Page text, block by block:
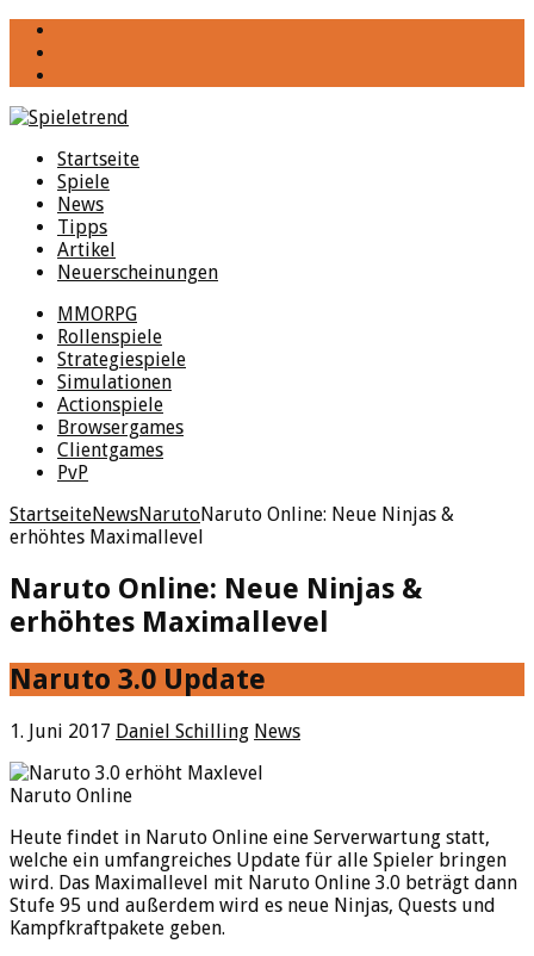
Startseite
Spiele
News
Tipps
Artikel
Neuerscheinungen
MMORPG
Rollenspiele
Strategiespiele
Simulationen
Actionspiele
Browsergames
Clientgames
PvP
StartseiteNewsNarutoNaruto Online: Neue Ninjas &
erhöhtes Maximallevel
Naruto Online: Neue Ninjas &
erhöhtes Maximallevel
Naruto 3.0 Update
1. Juni 2017 Daniel Schilling News
Naruto Online
Heute findet in Naruto Online eine Serverwartung statt,
welche ein umfangreiches Update für alle Spieler bringen
wird. Das Maximallevel mit Naruto Online 3.0 beträgt dann
Stufe 95 und außerdem wird es neue Ninjas, Quests und
Kampfkraftpakete geben.